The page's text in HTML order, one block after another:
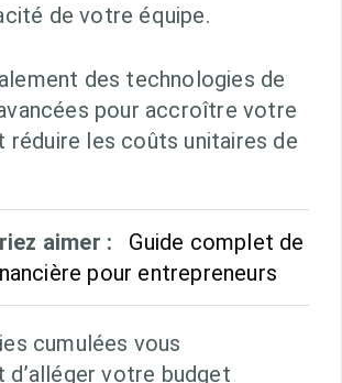
de votre équipe.
des technologies de
pour accroître votre
les coûts unitaires de
aimer :
Guide complet de
pour entrepreneurs
cumulées vous
votre budget